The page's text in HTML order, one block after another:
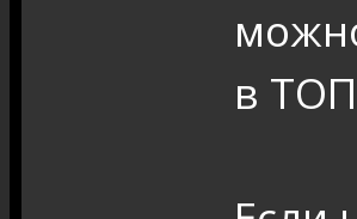
в